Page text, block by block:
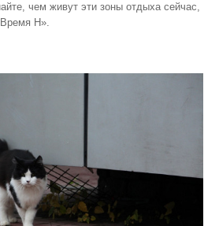
чем живут эти зоны отдыха сейчас,
Н».